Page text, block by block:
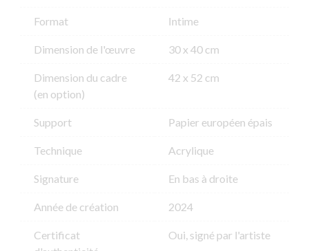
Format Intime
Dimension de l'​œuvre 30 x 40 cm
Dimension du cadre
(en option)
42 x 52 cm
Support Papier européen épais
Technique Acrylique
Signature En bas à droite
Année de création 2024
Certificat
Oui, signé par l'artiste